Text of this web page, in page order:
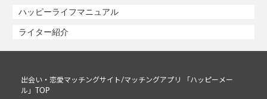
ハッピーライフマニュアル
ライター紹介
出会い・恋愛マッチングサイト/マッチングアプリ 「ハッピーメー
ル」TOP